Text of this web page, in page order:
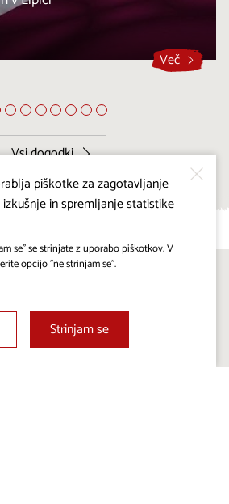
Več
Vsi dogodki
piškotke za zagotavljanje
in spremljanje statistike
se" se strinjate z uporabo piškotkov. V
opcijo "ne strinjam se".
Strinjam se